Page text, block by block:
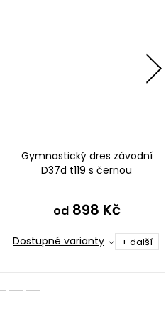
Gymnastický dres závodní
D37d t119 s černou
od898 Kč
Dostupné varianty + další